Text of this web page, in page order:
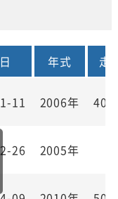
年式
走
11 2006年
26 2005年